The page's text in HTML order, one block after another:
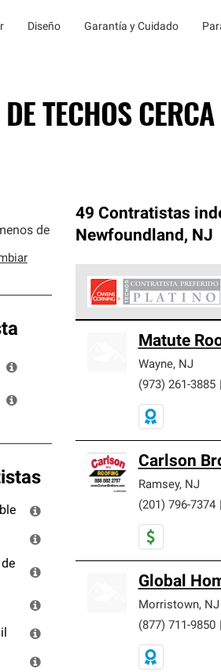
Diseño Garantía y Cuidado
TECHOS
de
49 Contratistas
Newfoundland , NJ
cumplen conMatute
Wayne, NJ
(973) 261-3885
Carlson
Ramsey, NJ
(201) 796-7374
Global
Morristown, NJ
(877) 711-9850